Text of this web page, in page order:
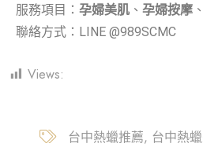
服務項目： 孕婦美肌 、 孕婦按摩 、
聯絡方式： LINE @989SCMC
Views:
台中熱蠟推薦 台中熱